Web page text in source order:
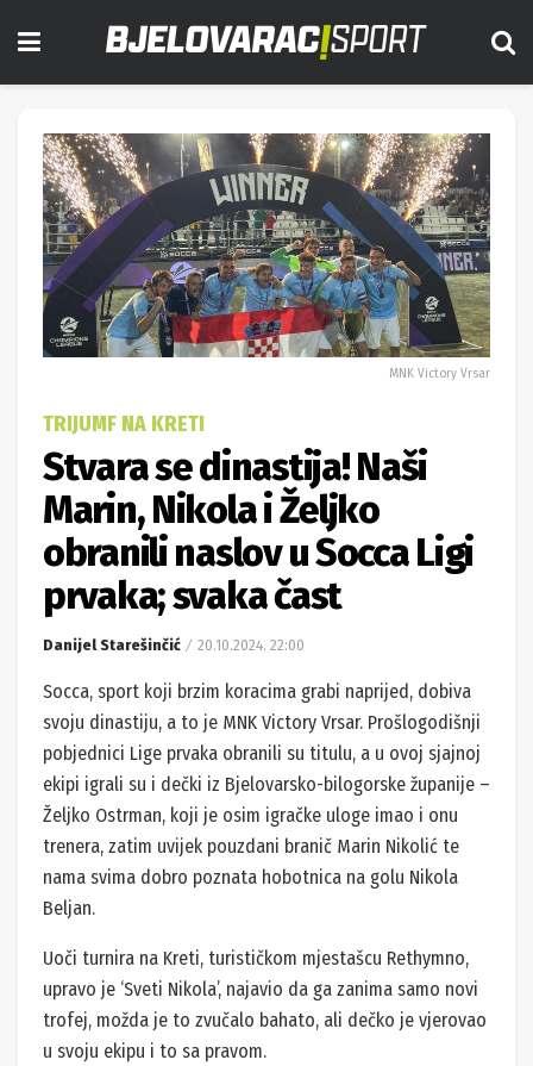
MNK Victory Vrsar
TRIJUMF NA KRETI
Stvara se dinastija! Naši
Marin, Nikola i Željko
obranili naslov u Socca Ligi
prvaka; svaka čast
Danijel Starešinčić 20.10.2024. 22:00
Socca, sport koji brzim koracima grabi naprijed, dobiva
svoju dinastiju, a to je MNK Victory Vrsar. Prošlogodišnji
pobjednici Lige prvaka obranili su titulu, a u ovoj sjajnoj
ekipi igrali su i dečki iz Bjelovarsko-bilogorske županije –
Željko Ostrman, koji je osim igračke uloge imao i onu
trenera, zatim uvijek pouzdani branič Marin Nikolić te
nama svima dobro poznata hobotnica na golu Nikola
Beljan.
Uoči turnira na Kreti, turističkom mjestašcu Rethymno,
upravo je ‘Sveti Nikola’, najavio da ga zanima samo novi
trofej, možda je to zvučalo bahato, ali dečko je vjerovao
u svoju ekipu i to sa pravom.